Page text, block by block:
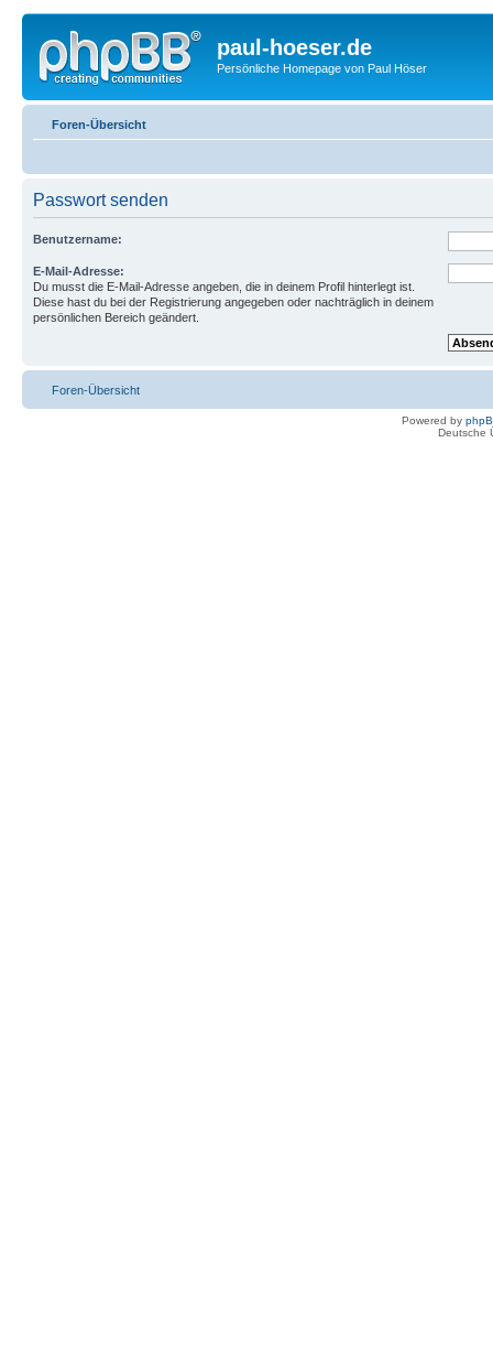
paul-hoeser.de
Persönliche Homepage von Paul Höser
Foren-Übersicht
Passwort senden
Benutzername:
E-Mail-Adresse:
Du musst die E-Mail-Adresse angeben, die in deinem Profil hinterlegt ist.
Diese hast du bei der Registrierung angegeben oder nachträglich in deinem
persönlichen Bereich geändert.
Foren-Übersicht
Powered by
Deutsche